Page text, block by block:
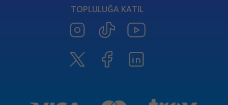
TOPLULUĞA KATIL